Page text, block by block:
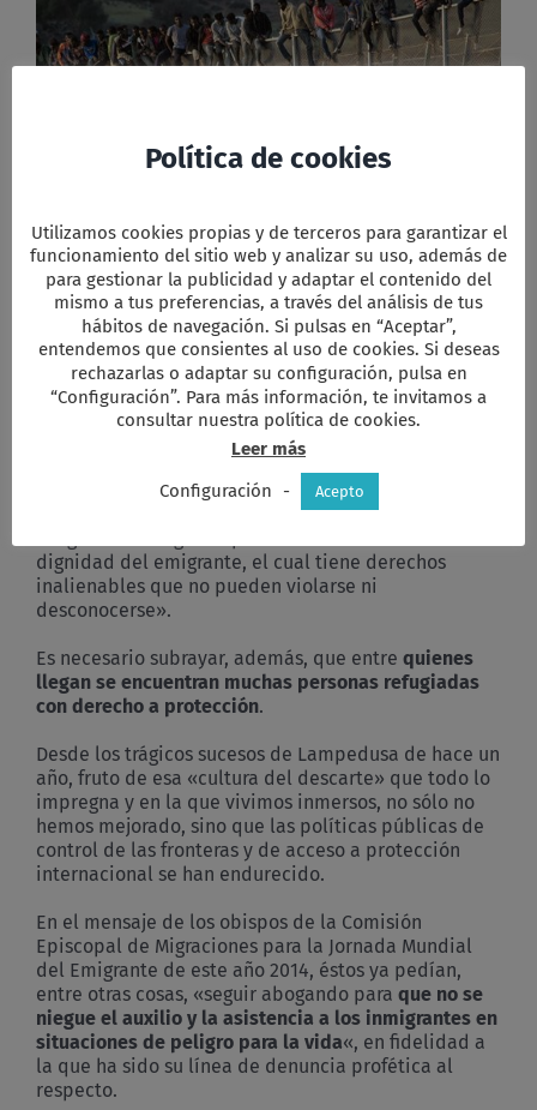
Consideramos que las medidas y actuaciones
adoptadas en torno a la frontera únicamente
consiguenincrementar aún más si cabe el
sufrimiento, dolor y muertede todas aquellas
personas que están arriesgando, e incluso
perdiendo, sus vidas mientras buscan bienestar,
Debemos insistir, una vez más, que «la condición de
dignidad del emigrante, el cual tiene derechos
inalienables que no pueden violarse ni
desconocerse».
Es necesario subrayar, además, que entre quienes
llegan se encuentran muchas personas refugiadas
con derecho a protección.
Desde los trágicos sucesos de Lampedusa de hace un
año, fruto de esa «cultura del descarte» que todo lo
impregna y en la que vivimos inmersos, no sólo no
hemos mejorado, sino que las políticas públicas de
control de las fronteras y de acceso a protección
internacional se han endurecido.
En el mensaje de los obispos de la Comisión
Episcopal de Migraciones para la Jornada Mundial
del Emigrante de este año 2014, éstos ya pedían,
entre otras cosas, «seguir abogando para que no se
niegue el auxilio y la asistencia a los inmigrantes en
situaciones de peligro para la vida«, en fidelidad a
la que ha sido su línea de denuncia profética al
respecto.
Política de cookies
Utilizamos cookies propias y de terceros para garantizar el
funcionamiento del sitio web y analizar su uso, además de
para gestionar la publicidad y adaptar el contenido del
mismo a tus preferencias, a través del análisis de tus
hábitos de navegación. Si pulsas en “Aceptar”,
entendemos que consientes al uso de cookies. Si deseas
rechazarlas o adaptar su configuración, pulsa en
“Configuración”. Para más información, te invitamos a
consultar nuestra política de cookies.
Leer más
Configuración
- Acepto